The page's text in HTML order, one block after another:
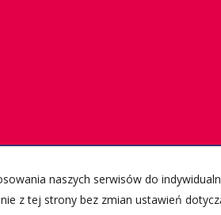
naszych serwisów do
z tej strony bez zmian ustawień